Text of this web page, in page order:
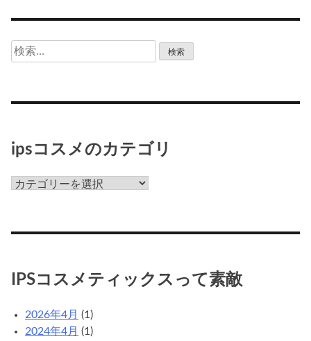
検
索:
ipsコスメのカテゴリ
ips
メ
テ
リ
IPSコスメティックスって素敵
2026年4月 (1)
2024年4月 (1)